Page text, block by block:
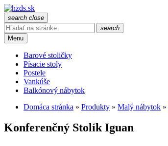
search close
search
Menu
Barové stoličky
Písacie stoly
Postele
Vankúše
Balkónový nábytok
Domáca stránka » Produkty » Malý nábytok »
Konferenčný Stolík Iguan